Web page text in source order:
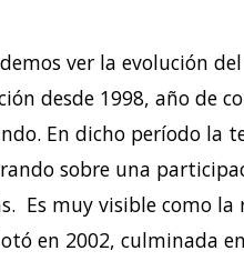
ver la evolución
desde 1998, año de
En dicho período la
sobre una
Es muy visible como la
en 2002, culminada